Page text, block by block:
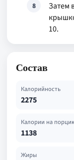
8
Затем
10.
Состав
Калорийность
2275
Калории на
1138
Жиры